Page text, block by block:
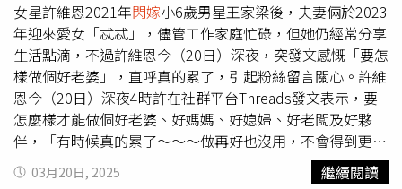
女星許維恩2021年閃嫁小6歲男星王家梁後，夫妻倆於2023
年迎來愛女「忒忒」，儘管工作家庭忙碌，但她仍經常分享
生活點滴，不過許維恩今（20日）深夜，突發文感慨「要怎
樣做個好老婆」，直呼真的累了，引起粉絲留言關心。許維
恩今（20日）深夜4時許在社群平台Threads發文表示，要
怎麼樣才能做個好老婆、好媽媽、好媳婦、好老闆及好夥
伴，「有時候真的累了～～～做再好也沒用，不會得到更多
的鼓勵和支持」，似乎在人生的多重角色之間失去平衡。許
維恩感慨，自己的付出只會被別人視為理所當然，包容及容
03月20日, 2025 繼續閱讀